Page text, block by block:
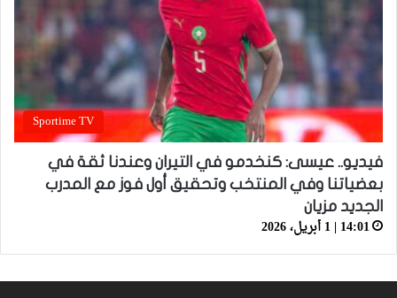
Sportime TV
فيديو.. عيسى: كنخدمو في التيران وعندنا ثقة في
بعضياتنا وفي المنتخب وتحقيق أول فوز مع المدرب
الجديد مزيان
14:01 | 1 أبريل، 2026